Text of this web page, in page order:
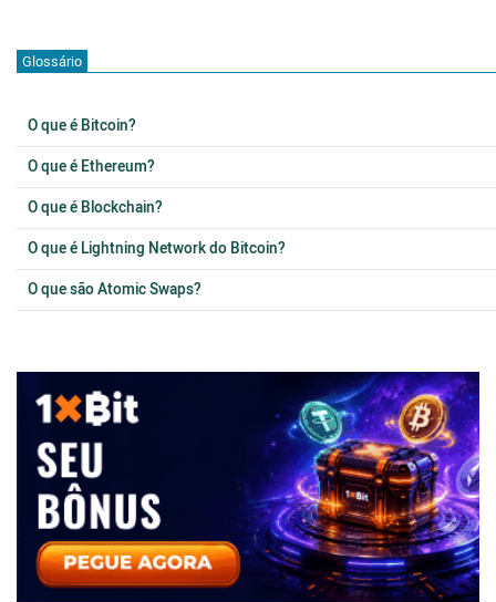
Glossário
O que é Bitcoin?
O que é Ethereum?
O que é Blockchain?
O que é Lightning Network do Bitcoin?
O que são Atomic Swaps?